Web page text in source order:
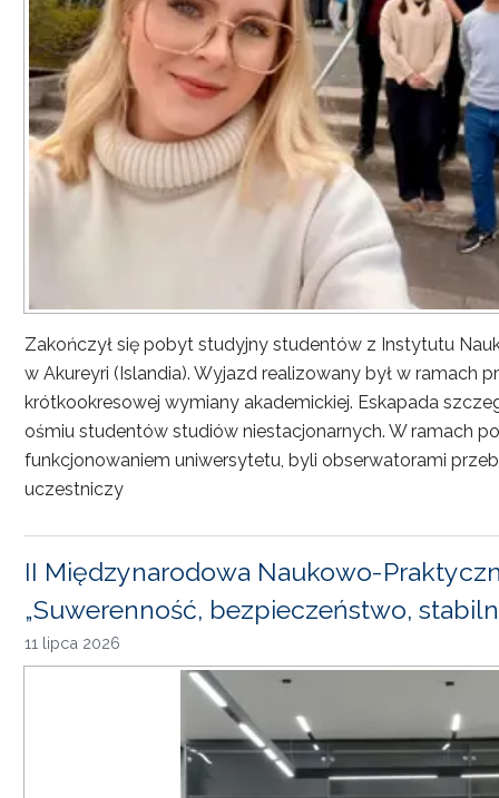
Zakończył się pobyt studyjny studentów z Instytutu
w Akureyri (Islandia). Wyjazd realizowany był w ramach
krótkookresowej wymiany akademickiej. Eskapada
ośmiu studentów studiów niestacjonarnych. W ramach
funkcjonowaniem uniwersytetu, byli obserwatorami
uczestniczy
II Międzynarodowa Naukowo-
„Suwerenność, bezpieczeństwo,
11 lipca 2026